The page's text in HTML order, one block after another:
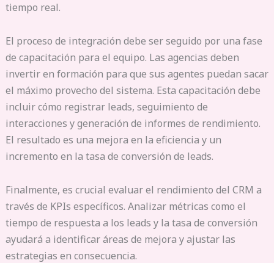
tiempo real.
El proceso de integración debe ser seguido por una fase
de capacitación para el equipo. Las agencias deben
invertir en formación para que sus agentes puedan sacar
el máximo provecho del sistema. Esta capacitación debe
incluir cómo registrar leads, seguimiento de
interacciones y generación de informes de rendimiento.
El resultado es una mejora en la eficiencia y un
incremento en la tasa de conversión de leads.
Finalmente, es crucial evaluar el rendimiento del CRM a
través de KPIs específicos. Analizar métricas como el
tiempo de respuesta a los leads y la tasa de conversión
ayudará a identificar áreas de mejora y ajustar las
estrategias en consecuencia.